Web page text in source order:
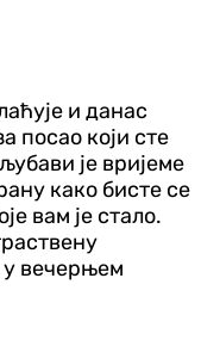
и данас
посао који сте
је вријеме
како бисте се
вам је стало.
у вечерњем